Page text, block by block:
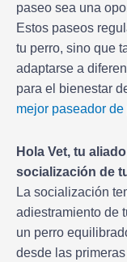
paseo sea una
Estos paseos
tu perro, sino que
adaptarse a
para el bienestar
mejor paseador de
Hola Vet, tu
socialización de
La socialización
adiestramiento de
un perro
desde las